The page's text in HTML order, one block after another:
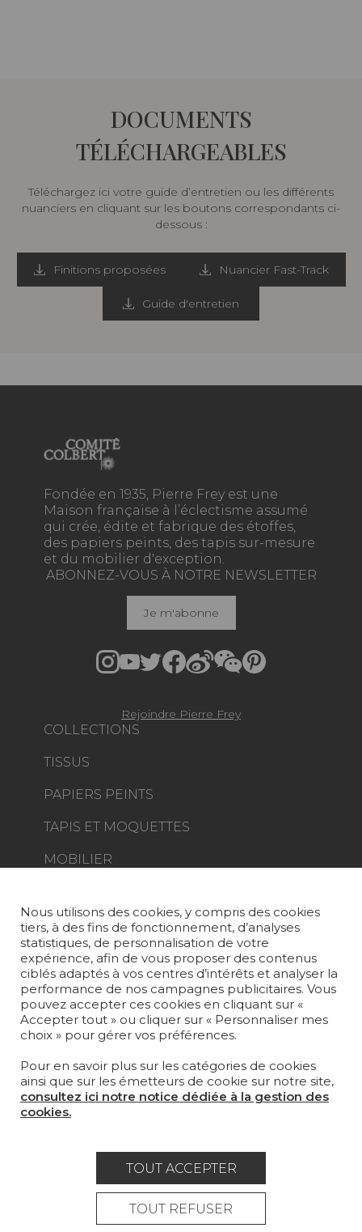
DOCUMENTS
TÉLÉCHARGEABLES
Téléchargez ici votre guide d’entretien ou les différents
nuanciers en cliquant sur les boutons correspondants ci-
dessous :
Finitions proposées Nuancier Fast-Track
Guide d'entretien
Fondée en 1935, Pierre Frey est une
Maison française à l’éclectisme assumé
qui crée, édite et fabrique des étoffes,
des papiers peints, des tapis sur-mesure
et du mobilier d'exception.
COLLECTIONS
TISSUS
PAPIERS PEINTS
TAPIS ET MOQUETTES
MOBILIER
SUR-MESURE
MAGAZINE
LA MAISON
OÙ NOUS TROUVER ?
ABONNEZ-VOUS À NOTRE NEWSLETTER
Je m'abonne
Rejoindre Pierre Frey
Politique générale de protection des
données
Condtions générales de vente
Nous utilisons des cookies, y compris des cookies
tiers, à des fins de fonctionnement, d’analyses
statistiques, de personnalisation de votre
expérience, afin de vous proposer des contenus
ciblés adaptés à vos centres d’intérêts et analyser la
performance de nos campagnes publicitaires. Vous
pouvez accepter ces cookies en cliquant sur «
Accepter tout » ou cliquer sur « Personnaliser mes
choix » pour gérer vos préférences.
Pour en savoir plus sur les catégories de cookies
ainsi que sur les émetteurs de cookie sur notre site,
consultez ici notre notice dédiée à la gestion des
cookies.
TOUT ACCEPTER
TOUT REFUSER